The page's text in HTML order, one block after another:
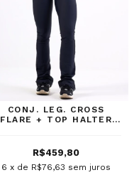
CONJ. LEG. CROSS
FLARE + TOP HALTER
R$459,80
6 x de R$76,63 sem juros